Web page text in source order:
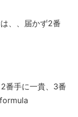
、、届かず2番
番手に一貴、3番